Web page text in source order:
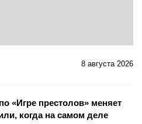
8 августа 2026
«Игре престолов» меняет
когда на самом деле